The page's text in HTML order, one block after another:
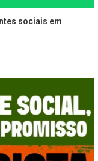
sociais em